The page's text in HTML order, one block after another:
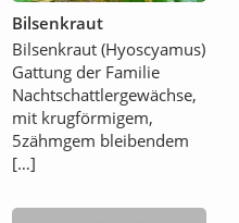
Bilsenkraut
Bilsenkraut (Hyoscyamus)
Gattung der Familie
Nachtschattlergewächse,
mit krugförmigem,
5zähmgem bleibendem
[…]